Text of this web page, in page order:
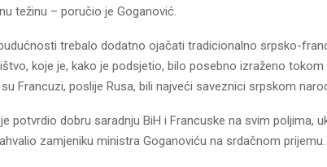
težinu – poručio je Goganović.
trebalo dodatno ojačati tradicionalno srpsko-
koje je, kako je podsjetio, bilo posebno izraženo tokom
Francuzi, poslije Rusa, bili najveći saveznici srpskom
potvrdio dobru saradnju BiH i Francuske na svim poljima,
zamjeniku ministra Goganoviću na srdačnom prijemu.